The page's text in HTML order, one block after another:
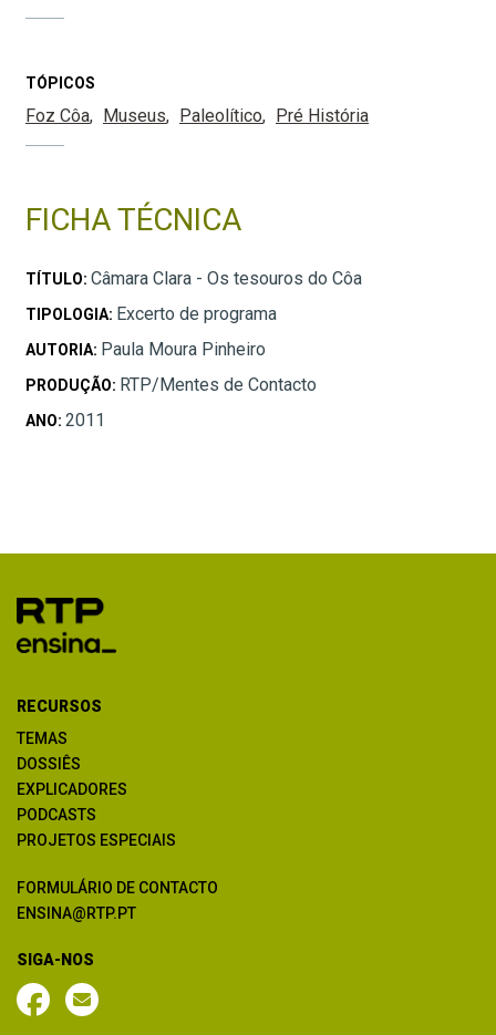
TÓPICOS
Foz Côa Museus Paleolítico Pré História
FICHA TÉCNICA
TÍTULO: Câmara Clara - Os tesouros do Côa
TIPOLOGIA: Excerto de programa
AUTORIA: Paula Moura Pinheiro
PRODUÇÃO: RTP/Mentes de Contacto
ANO: 2011
RECURSOS
TEMAS
DOSSIÊS
EXPLICADORES
PODCASTS
PROJETOS ESPECIAIS
FORMULÁRIO DE CONTACTO
ENSINA@RTP.PT
SIGA-NOS